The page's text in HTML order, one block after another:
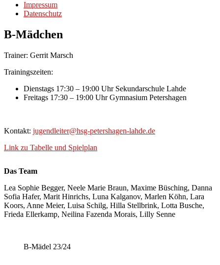
Impressum
Datenschutz
B-Mädchen
Trainer: Gerrit Marsch
Trainingszeiten:
Dienstags 17:30 – 19:00 Uhr Sekundarschule Lahde
Freitags 17:30 – 19:00 Uhr Gymnasium Petershagen
Kontakt: jugendleiter@hsg-petershagen-lahde.de
Link zu Tabelle und Spielplan
Das Team
Lea Sophie Begger, Neele Marie Braun, Maxime Büsching, Danna
Sofia Hafer, Marit Hinrichs, Luna Kalganov, Marlen Köhn, Lara
Koors, Anne Meier, Luisa Schilg, Hilla Stellbrink, Lotta Busche,
Frieda Ellerkamp, Neilina Fazenda Morais, Lilly Senne
B-Mädel 23/24